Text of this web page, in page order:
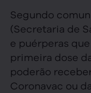
Segundo
(Secretaria de
e puérperas
primeira dose
poderão
Coronavac ou